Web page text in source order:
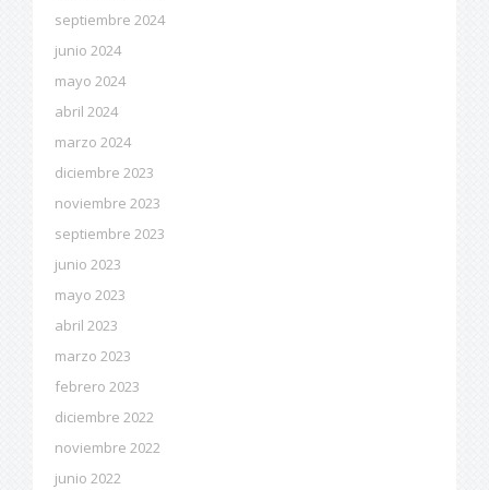
septiembre 2024
junio 2024
mayo 2024
abril 2024
marzo 2024
diciembre 2023
noviembre 2023
septiembre 2023
junio 2023
mayo 2023
abril 2023
marzo 2023
febrero 2023
diciembre 2022
noviembre 2022
junio 2022